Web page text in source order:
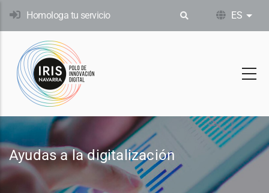
Pasar
contenido
principal
Homologa tu servicio ES
Ayudas a la digitalización